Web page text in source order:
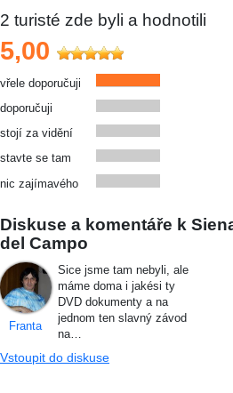
2 turisté zde byli a hodnotili
5,00
vřele doporučuji
doporučuji
stojí za vidění
stavte se tam
nic zajímavého
Diskuse a komentáře k
del Campo
Franta
Sice jsme tam nebyli, ale
máme doma i jakési ty
DVD dokumenty a na
jednom ten slavný závod
na…
Vstoupit do diskuse